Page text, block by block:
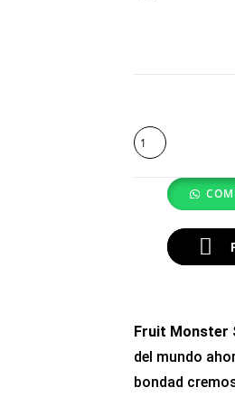
Fruit Monster
del mundo
bondad